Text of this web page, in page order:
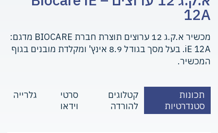
12A
מכשיר א.ק.ג 12 ערוצים תוצרת חברת BIOCARE מדגם:
iE 12A. בעל מסך בגודל 8.9 אינץ' ומקלדת מובנים בגוף
המכשיר.
תכונות
סטנדרטיות
קטלוגים
להורדה
סרטי
וידאו
גלרייה